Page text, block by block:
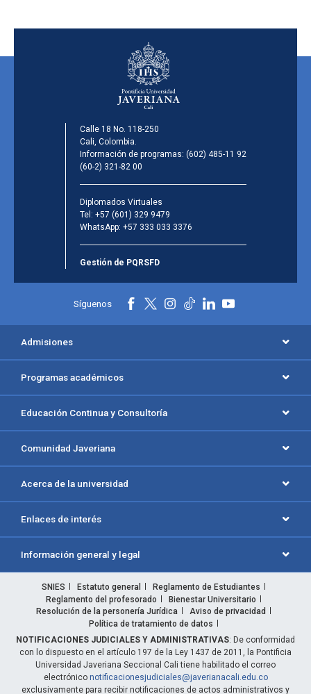
Calle 18 No. 118-250
Cali, Colombia.
Información de programas: (602) 485-11 92
(60-2) 321-82 00
Diplomados Virtuales
Tel: +57 (601) 329 9479
WhatsApp: +57 333 033 3376
Gestión de PQRSFD
Síguenos
Admisiones
Programas académicos
Educación Continua y Consultoría
Comunidad Javeriana
Acerca de la universidad
Enlaces de interés
Información general y legal
SNIES Estatuto general
Reglamento de Estudiantes
Reglamento del profesorado
Bienestar Universitario
Resolución de la personería Jurídica
Aviso de privacidad
Política de tratamiento de datos
NOTIFICACIONES JUDICIALES Y ADMINISTRATIVAS: De conformidad
con lo dispuesto en el artículo 197 de la Ley 1437 de 2011, la Pontificia
Universidad Javeriana Seccional Cali tiene habilitado el correo
electrónico notificacionesjudiciales@javerianacali.edu.co
exclusivamente para recibir notificaciones de actos administrativos y